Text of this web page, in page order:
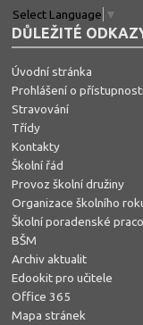
Select Language ▼
DŮLEŽITÉ
Úvodní stránka
Prohlášení o přístupnosti
Stravování
Třídy
Kontakty
Školní řád
Provoz školní družiny
Organizace školního
Školní poradenské
BŠM
Archiv aktualit
Edookit pro učitele
Office 365
Mapa stránek